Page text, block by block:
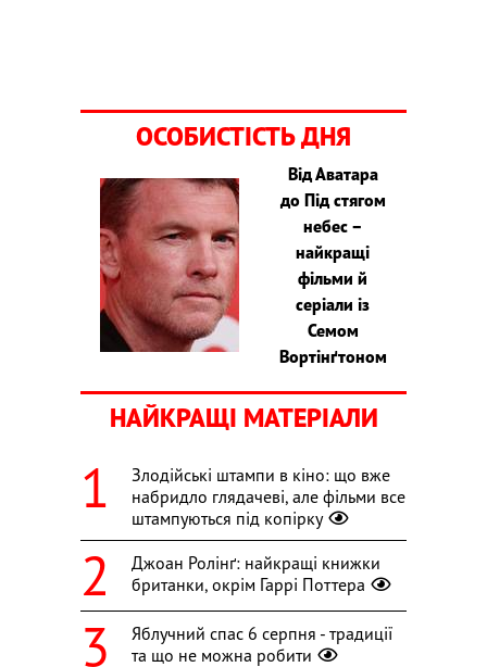
ОСОБИСТІСТЬ ДНЯ
Від Аватара
до Під стягом
небес –
найкращі
фільми й
серіали із
Семом
Вортінґтоном
НАЙКРАЩІ МАТЕРІАЛИ
Злодійські штампи в кіно: що вже
набридло глядачеві, але фільми все
штампуються під копірку
Джоан Ролінґ: найкращі книжки
британки, окрім Гаррі Поттера
Яблучний спас 6 серпня - традиції
та що не можна робити